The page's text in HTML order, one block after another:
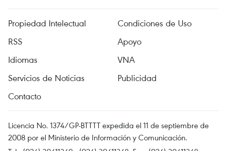
Propiedad Intelectual
Condiciones de Uso
RSS
Apoyo
Idiomas
VNA
Servicios de Noticias
Publicidad
Contacto
Licencia No. 1374/GP-BTTTT expedida el 11 de septiembre de
2008 por el Ministerio de Información y Comunicación.